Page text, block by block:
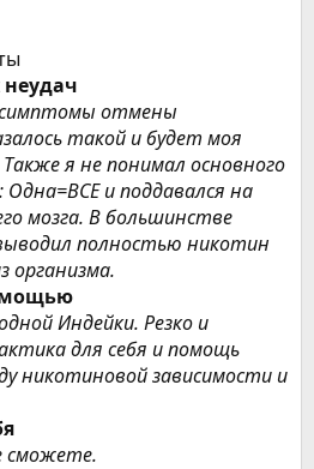
отмены
такой и будет моя
я не понимал основного
и поддавался на
мозга. В большинстве
полностью никотин
организма.
Индейки. Резко и
для себя и помощь
никотиновой зависимости и
сможете.